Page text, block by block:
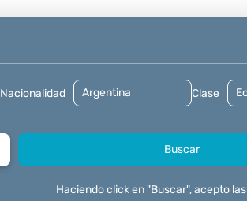
Nacionalidad Clase
Buscar
Haciendo click en "Buscar", acepto las